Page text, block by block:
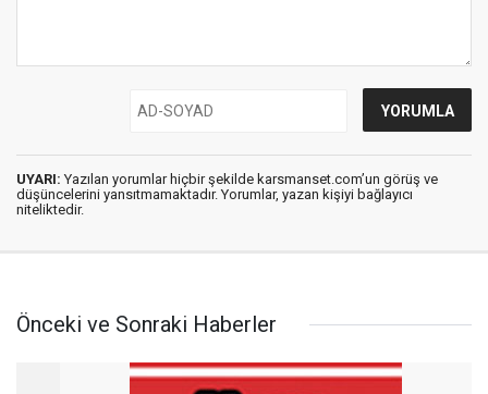
UYARI: Yazılan yorumlar hiçbir şekilde karsmanset.com’un görüş ve
düşüncelerini yansıtmamaktadır. Yorumlar, yazan kişiyi bağlayıcı
niteliktedir.
Önceki ve Sonraki Haberler